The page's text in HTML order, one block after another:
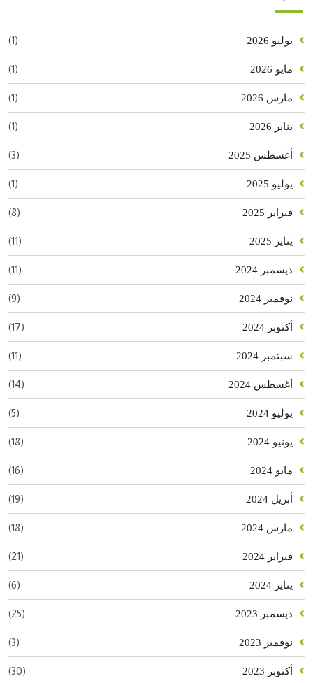
يوليو 2026 (1)
مايو 2026 (1)
مارس 2026 (1)
يناير 2026 (1)
أغسطس 2025 (3)
يوليو 2025 (1)
فبراير 2025 (8)
يناير 2025 (11)
ديسمبر 2024 (11)
نوفمبر 2024 (9)
أكتوبر 2024 (17)
سبتمبر 2024 (11)
أغسطس 2024 (14)
يوليو 2024 (5)
يونيو 2024 (18)
مايو 2024 (16)
أبريل 2024 (19)
مارس 2024 (18)
فبراير 2024 (21)
يناير 2024 (6)
ديسمبر 2023 (25)
نوفمبر 2023 (3)
أكتوبر 2023 (30)